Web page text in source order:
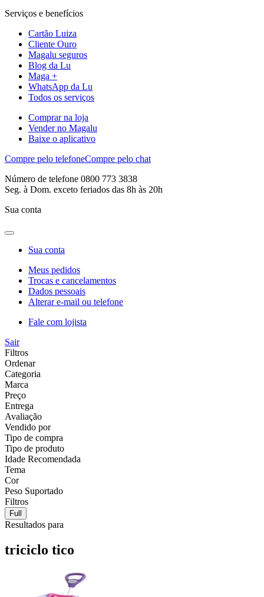
Serviços e benefícios
Cartão Luiza
Cliente Ouro
Magalu seguros
Blog da Lu
Maga +
WhatsApp da Lu
Todos os serviços
Comprar na loja
Vender no Magalu
Baixe o aplicativo
Compre pelo telefoneCompre pelo chat
Número de telefone 0800 773 3838
Seg. à Dom. exceto feriados das 8h às 20h
Sua conta
Sua conta
Meus pedidos
Trocas e cancelamentos
Dados pessoais
Alterar e-mail ou telefone
Fale com lojista
Sair
Filtros
Ordenar
Categoria
Marca
Preço
Entrega
Avaliação
Vendido por
Tipo de compra
Tipo de produto
Idade Recomendada
Tema
Cor
Peso Suportado
Filtros
Full
Resultados para
triciclo tico